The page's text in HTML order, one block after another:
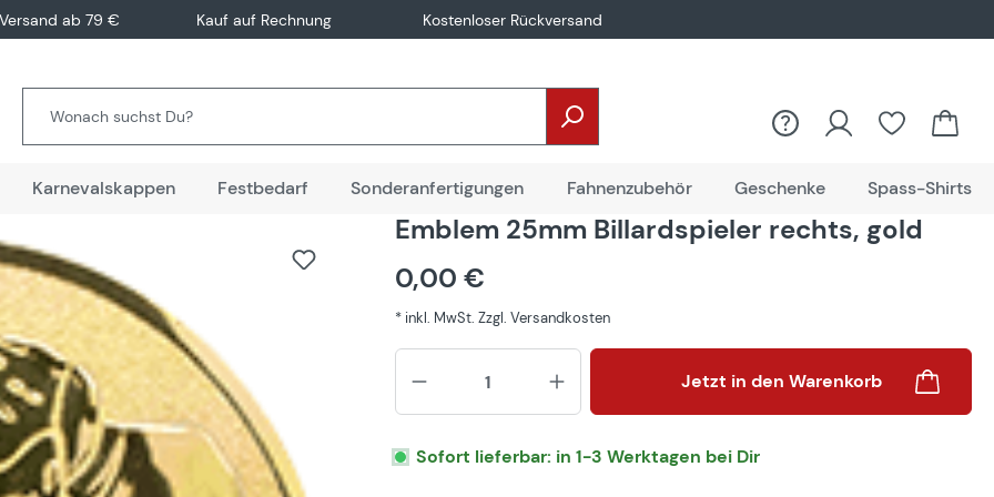
ab 79 € Kauf auf Rechnung Kostenloser Rückversand
Karnevalskappen Festbedarf Sonderanfertigungen Fahnenzubehör Geschenke Spass-Shirts
Emblem 25mm Billardspieler rechts, gold
0,00 €
* inkl. MwSt. Zzgl. Versandkosten
Produkt Anzahl: Gib den
Jetzt in den Warenkorb
Sofort lieferbar: in 1-3 Werktagen bei Dir